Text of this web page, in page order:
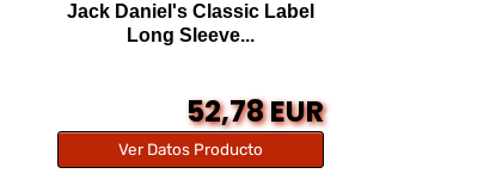
Jack Daniel's Classic Label
Long Sleeve...
52,78 EUR
Ver Datos Producto